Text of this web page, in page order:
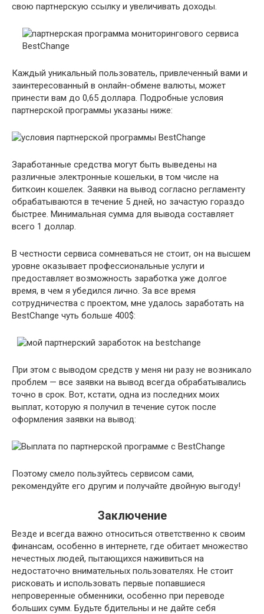
свою партнерскую ссылку и увеличивать доходы.
Каждый уникальный пользователь, привлеченный вами и
заинтересованный в онлайн-обмене валюты, может
принести вам до 0,65 доллара. Подробные условия
партнерской программы указаны ниже:
Заработанные средства могут быть выведены на
различные электронные кошельки, в том числе на
биткоин кошелек. Заявки на вывод согласно регламенту
обрабатываются в течение 5 дней, но зачастую гораздо
быстрее. Минимальная сумма для вывода составляет
всего 1 доллар.
В честности сервиса сомневаться не стоит, он на высшем
уровне оказывает профессиональные услуги и
предоставляет возможность заработка уже долгое
время, в чем я убедился лично. За все время
сотрудничества с проектом, мне удалось заработать на
BestChange чуть больше 400$:
При этом с выводом средств у меня ни разу не возникало
проблем — все заявки на вывод всегда обрабатывались
точно в срок. Вот, кстати, одна из последних моих
выплат, которую я получил в течение суток после
оформления заявки на вывод:
Поэтому смело пользуйтесь сервисом сами,
рекомендуйте его другим и получайте двойную выгоду!
Заключение
Везде и всегда важно относиться ответственно к своим
финансам, особенно в интернете, где обитает множество
нечестных людей, пытающихся наживиться на
недостаточно внимательных пользователях. Не стоит
рисковать и использовать первые попавшиеся
непроверенные обменники, особенно при переводе
больших сумм. Будьте бдительны и не дайте себя